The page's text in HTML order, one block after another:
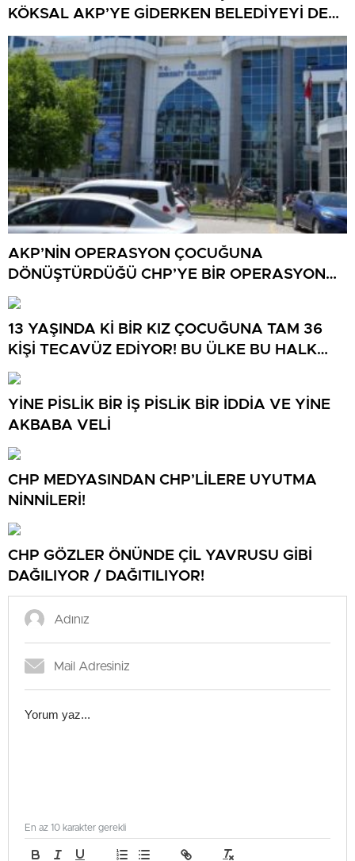
KÖKSAL AKP’YE GİDERKEN BELEDİYEYİ DE
GÖTÜRÜYOR!
AKP’NİN OPERASYON ÇOCUĞUNA
DÖNÜŞTÜRDÜĞÜ CHP’YE BİR OPERASYON
DAHA!
13 YAŞINDA Kİ BİR KIZ ÇOCUĞUNA TAM 36
KİŞİ TECAVÜZ EDİYOR! BU ÜLKE BU HALK
NEREYE SAVRULDU NASIL SAVRULDU!
YİNE PİSLİK BİR İŞ PİSLİK BİR İDDİA VE YİNE
AKBABA VELİ
CHP MEDYASINDAN CHP’LİLERE UYUTMA
NİNNİLERİ!
CHP GÖZLER ÖNÜNDE ÇİL YAVRUSU GİBİ
DAĞILIYOR / DAĞITILIYOR!
En az 10 karakter gerekli